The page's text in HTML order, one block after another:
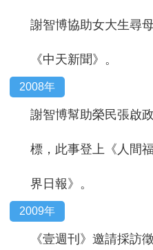
謝智博協助女大生尋
《中天新聞》。
2008年
謝智博幫助榮民張啟
標，此事登上《人間
界日報》。
2009年
《壹週刊》邀請採訪